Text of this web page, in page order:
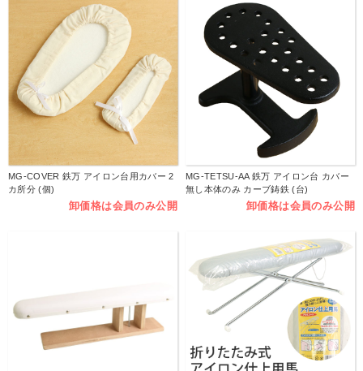
MG-COVER 鉄万 アイロン台用カバー 2
カ所分 (個)
卸価格は会員のみ公開
MG-TETSU-AA 鉄万 アイロン台 カバー
無し本体のみ カーブ鋳鉄 (台)
卸価格は会員のみ公開